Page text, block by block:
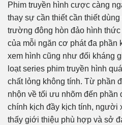
Phim truyền hình cược càng
thay sự cần thiết cần thiết
trường đông hòn đảo hình
của mỗi ngăn cơ phát đa
xem hình cũng như đối kháng
loạt series phim truyền hình
chất lỏng không tính. Từ phần
nhộn về tối ưu nhõm đến phần
chính kịch đầy kịch tính, người
thấy giới thiệu phù hợp và sở